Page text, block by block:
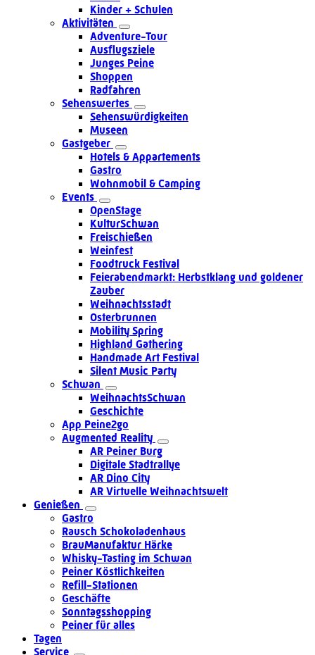
Kinder + Schulen
Aktivitäten
Adventure-Tour
Ausflugsziele
Junges Peine
Shoppen
Radfahren
Sehenswertes
Sehenswürdigkeiten
Museen
Gastgeber
Hotels & Appartements
Gastro
Wohnmobil & Camping
Events
OpenStage
KulturSchwan
Freischießen
Weinfest
Foodtruck Festival
Feierabendmarkt: Herbstklang und goldener
Zauber
Weihnachtsstadt
Osterbrunnen
Mobility Spring
Highland Gathering
Handmade Art Festival
Silent Music Party
Schwan
WeihnachtsSchwan
Geschichte
App Peine2go
Augmented Reality
AR Peiner Burg
Digitale Stadtrallye
AR Dino City
AR Virtuelle Weihnachtswelt
Genießen
Gastro
Rausch Schokoladenhaus
BrauManufaktur Härke
Whisky-Tasting im Schwan
Peiner Köstlichkeiten
Refill-Stationen
Geschäfte
Sonntagsshopping
Peiner für alles
Tagen
Service